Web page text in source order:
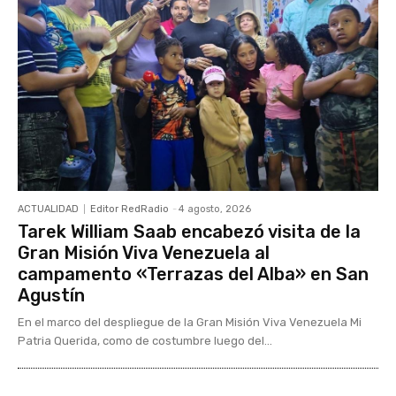
ACTUALIDAD Editor RedRadio - 4 agosto, 2026
Tarek William Saab encabezó visita de la
Gran Misión Viva Venezuela al
campamento «Terrazas del Alba» en San
Agustín
En el marco del despliegue de la Gran Misión Viva Venezuela Mi
Patria Querida, como de costumbre luego del...